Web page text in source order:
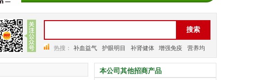
热搜： 补血益气 护眼明目 补肾健体 增强免疫
营养均
衡 减缓疲劳
本公司其他招商产品